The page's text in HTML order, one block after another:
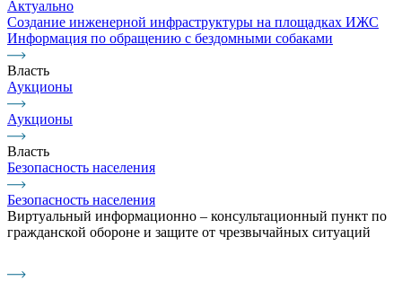
Актуально
Создание инженерной инфраструктуры на площадках ИЖС
Информация по обращению с бездомными собаками
Власть
Аукционы
Аукционы
Власть
Безопасность населения
Безопасность населения
Виртуальный информационно – консультационный пункт по
гражданской обороне и защите от чрезвычайных ситуаций